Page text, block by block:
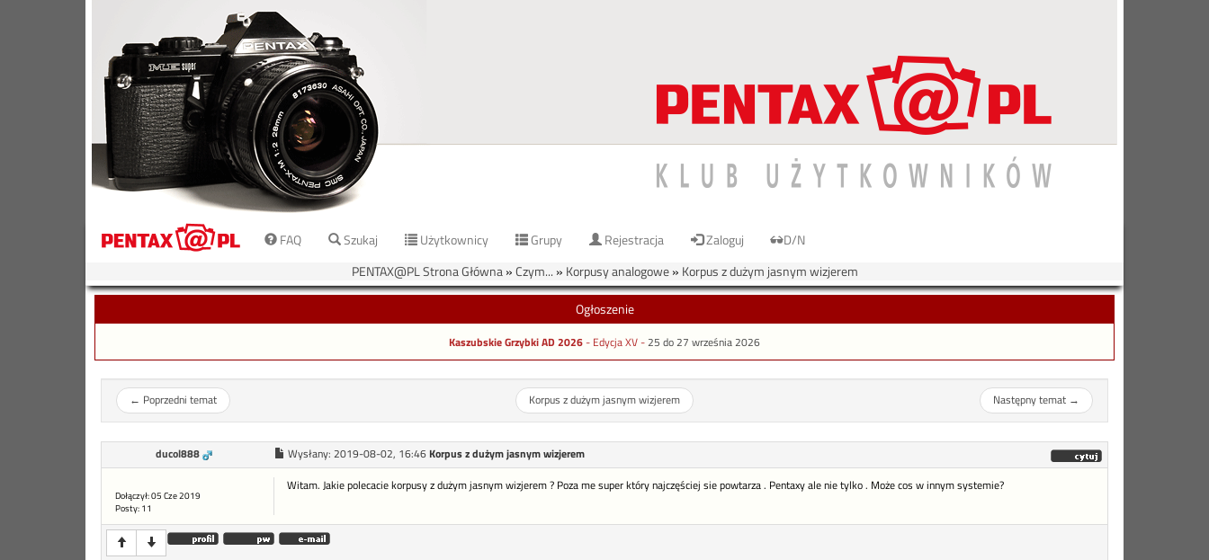
FAQ Szukaj Użytkownicy Grupy Rejestracja Zaloguj
D/N
PENTAX@PL Strona Główna»Czym... » Korpusy analogowe» Korpus z dużym jasnym wizjerem
Ogłoszenie
Kaszubskie Grzybki AD 2026- Edycja XV -25 do 27 września 2026
← Poprzedni temat Korpus z dużym jasnym wizjerem Następny temat→
ducol888 Wysłany: 2019-08-02, 16:46 Korpus z dużym jasnym wizjerem
Dołączył: 05 Cze 2019
Posty: 11
Witam. Jakie polecacie korpusy z dużym jasnym wizjerem ? Poza me super który najczęściej sie powtarza . Pentaxy ale nie tylko . Może cos w innym systemie?